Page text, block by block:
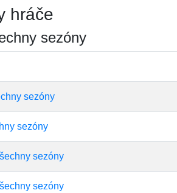
hráče
sezóny
sezóny
sezóny
sezóny
sezóny